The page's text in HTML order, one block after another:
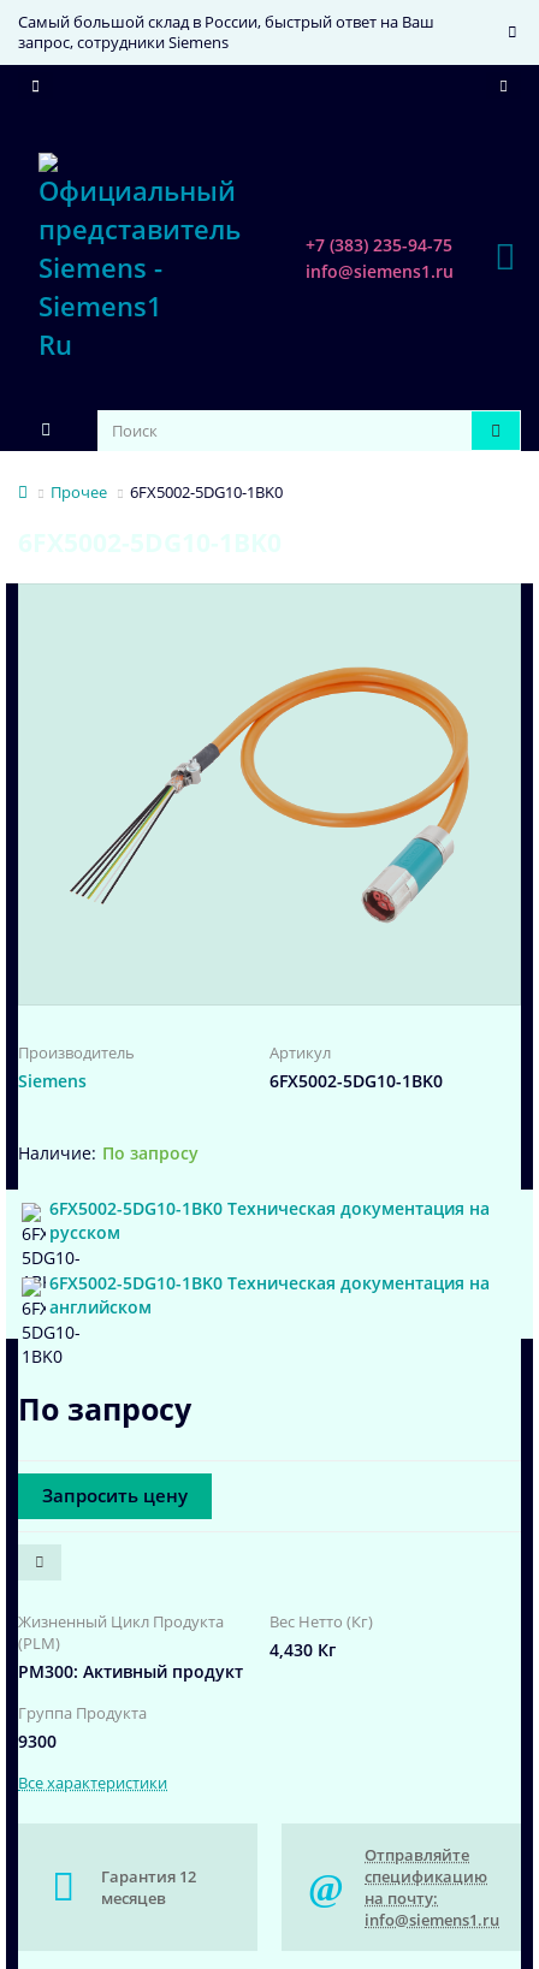
Самый большой склад в России, быстрый ответ на Ваш
запрос, сотрудники Siemens
+7 (383) 235-94-75
info@siemens1.ru
Прочее 6FX5002-5DG10-1BK0
6FX5002-5DG10-1BK0
Производитель
Siemens
Артикул
6FX5002-5DG10-1BK0
По запросу
6FX5002-5DG10-1BK0 Техническая документация на
русском
6FX5002-5DG10-1BK0 Техническая документация на
английском
По запросу
Запросить цену
Жизненный Цикл Продукта
(PLM)
PM300: Активный продукт
Вес Нетто (Кг)
4,430 Кг
Группа Продукта
9300
Все характеристики
Гарантия 12
месяцев
Отправляйте
спецификацию
на почту:
info@siemens1.ru